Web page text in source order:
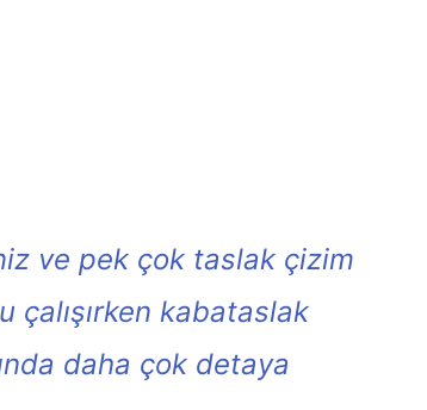
ve pek çok taslak çizim
çalışırken kabataslak
daha çok detaya